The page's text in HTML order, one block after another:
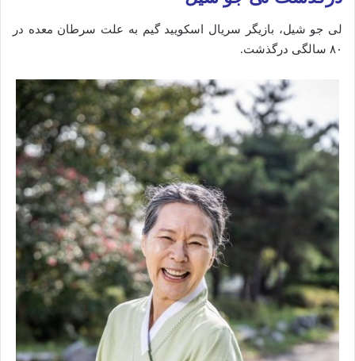
لی جو شیل، بازیگر سریال اسکویید گیم به علت سرطان معده در
۸۰ سالگی درگذشت.